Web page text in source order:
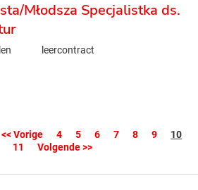
Młodsza Specjalistka ds.
leercontract
<< Vorige 4 5 6 7 8 9
10
11
Volgende >>